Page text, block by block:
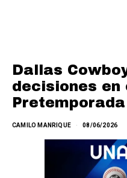
Dallas
decisiones en
CAMILO MANRIQUE 08/06/2026